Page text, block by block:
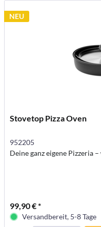
NEU
Stovetop Pizza Oven
952205
Deine ganz eigene Pizzeria
99,90 € *
Versandbereit, 5-8 Tage